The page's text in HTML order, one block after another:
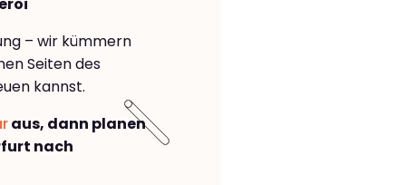
– wir kümmern
Seiten des
kannst.
aus, dann planen
nach